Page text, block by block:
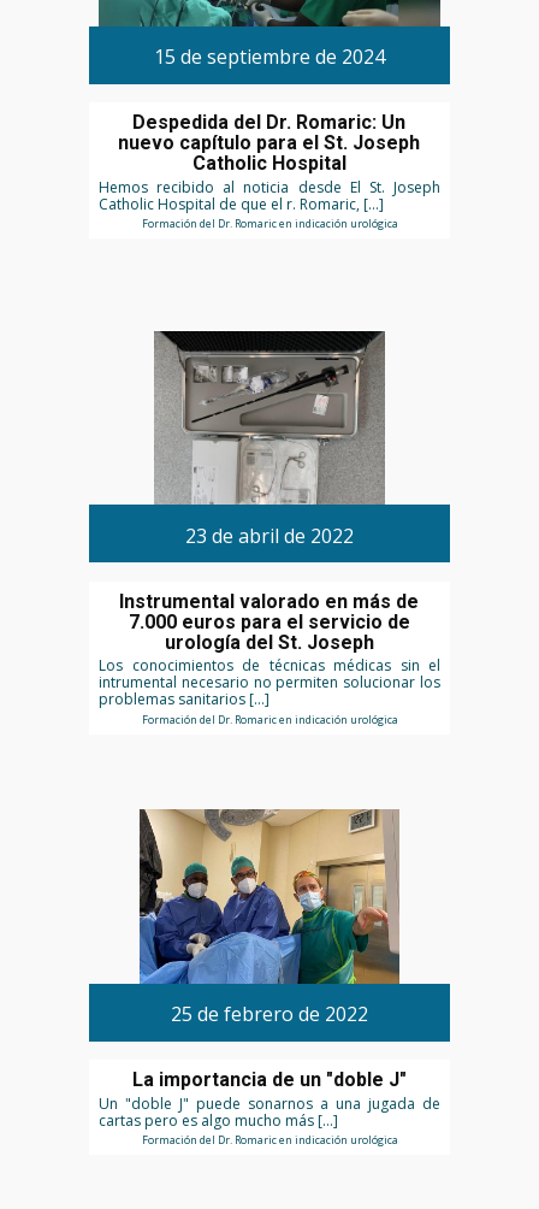
15 de septiembre de 2024
Despedida del Dr. Romaric: Un
nuevo capítulo para el St. Joseph
Catholic Hospital
Hemos recibido al noticia desde El St. Joseph
Catholic Hospital de que el r. Romaric, […]
Formación del Dr. Romaric en indicación urológica
23 de abril de 2022
Instrumental valorado en más de
7.000 euros para el servicio de
urología del St. Joseph
Los conocimientos de técnicas médicas sin el
intrumental necesario no permiten solucionar los
problemas sanitarios […]
Formación del Dr. Romaric en indicación urológica
25 de febrero de 2022
La importancia de un "doble J"
Un "doble J" puede sonarnos a una jugada de
cartas pero es algo mucho más […]
Formación del Dr. Romaric en indicación urológica